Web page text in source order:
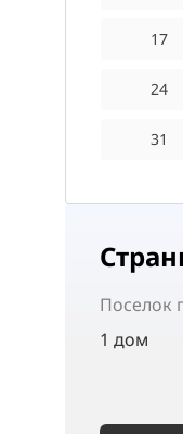
17
24
31
Поселок
1 дом